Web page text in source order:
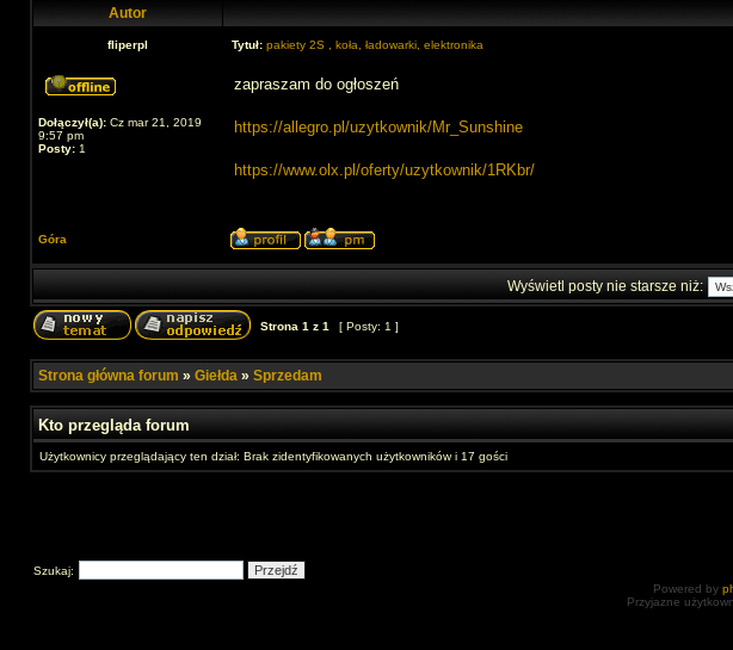
Autor
fliperpl Tytuł: pakiety 2S , koła, ładowarki, elektronika
Dołączył(a): Cz mar 21, 2019
9:57 pm
Posty: 1
zapraszam do ogłoszeń
https://allegro.pl/uzytkownik/Mr_Sunshine
https://www.olx.pl/oferty/uzytkownik/1RKbr/
Góra
Wyświetl posty nie starsze niż:
Strona 1 z 1 [ Posty: 1 ]
Strona główna forum » Giełda » Sprzedam
Kto przegląda forum
Użytkownicy przeglądający ten dział: Brak zidentyfikowanych użytkowników i 17 gości
Szukaj:
Powered by
Przyjazne